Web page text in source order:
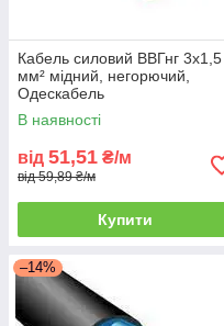
Кабель силовий ВВГнг 3х1,5
мм² мідний, негорючий,
Одескабель
В наявності
від 51,51 ₴/м
від 59,89 ₴/м
Купити
–14%